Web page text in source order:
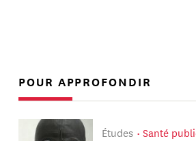
POUR APPROFONDIR
Études Santé